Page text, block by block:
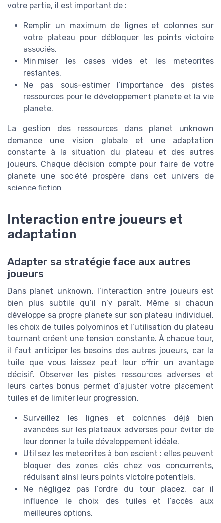
votre partie, il est important de :
Remplir un maximum de lignes et colonnes sur
votre plateau pour débloquer les points victoire
associés.
Minimiser les cases vides et les meteorites
restantes.
Ne pas sous-estimer l’importance des pistes
ressources pour le développement planete et la vie
planete.
La gestion des ressources dans planet unknown
demande une vision globale et une adaptation
constante à la situation du plateau et des autres
joueurs. Chaque décision compte pour faire de votre
planete une société prospère dans cet univers de
science fiction.
Interaction entre joueurs et
adaptation
Adapter sa stratégie face aux autres
joueurs
Dans planet unknown, l’interaction entre joueurs est
bien plus subtile qu’il n’y paraît. Même si chacun
développe sa propre planete sur son plateau individuel,
les choix de tuiles polyominos et l’utilisation du plateau
tournant créent une tension constante. À chaque tour,
il faut anticiper les besoins des autres joueurs, car la
tuile que vous laissez peut leur offrir un avantage
décisif. Observer les pistes ressources adverses et
leurs cartes bonus permet d’ajuster votre placement
tuiles et de limiter leur progression.
Surveillez les lignes et colonnes déjà bien
avancées sur les plateaux adverses pour éviter de
leur donner la tuile développement idéale.
Utilisez les meteorites à bon escient : elles peuvent
bloquer des zones clés chez vos concurrents,
réduisant ainsi leurs points victoire potentiels.
Ne négligez pas l’ordre du tour placez, car il
influence le choix des tuiles et l’accès aux
meilleures options.